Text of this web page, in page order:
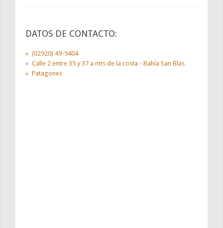
DATOS DE CONTACTO:
(02920) 49-9404
Calle 2 entre 35 y 37 a mts de la costa - Bahía San Blas
Patagones